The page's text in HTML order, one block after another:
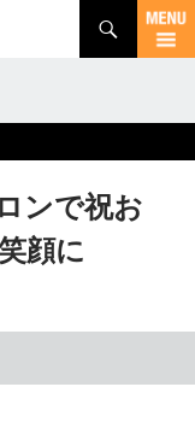
ンで祝お
顔に